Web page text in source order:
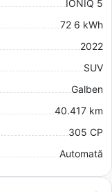
IONIQ 5
72 6 kWh
2022
SUV
Galben
40.417 km
305 CP
Automată